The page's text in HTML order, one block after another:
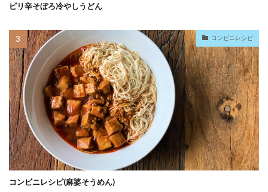
ピリ辛そぼろ冷やしうどん
コンビニレシピ
コンビニレシピ(麻婆そうめん)